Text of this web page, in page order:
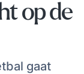
op de
gaat